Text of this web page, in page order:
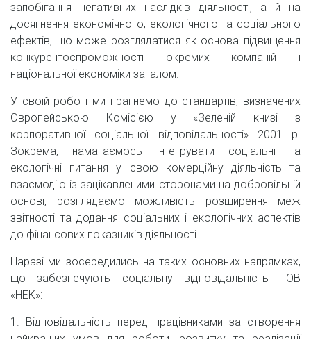
запобігання негативних наслідків діяльності, а й на
досягнення економічного, екологічного та соціального
ефектів, що може розглядатися як основа підвищення
конкурентоспроможності окремих компаній і
національної економіки загалом.
У своїй роботі ми прагнемо до стандартів, визначених
Європейською Комісією у «Зеленій книзі з
корпоративної соціальної відповідальності» 2001 р.
Зокрема, намагаємось інтегрувати соціальні та
екологічні питання у свою комерційну діяльність та
взаємодію із зацікавленими сторонами на добровільній
основі, розглядаємо можливість розширення меж
звітності та додання соціальних і екологічних аспектів
до фінансових показників діяльності.
Наразі ми зосередились на таких основних напрямках,
що забезпечують соціальну відповідальність ТОВ
«НЕК»:
1. Відповідальність перед працівниками за створення